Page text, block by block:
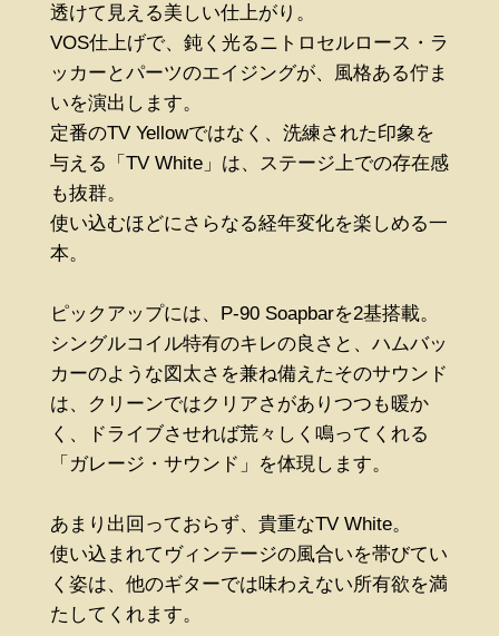
透けて見える美しい仕上がり。
VOS仕上げで、鈍く光るニトロセルロース・ラ
ッカーとパーツのエイジングが、風格ある佇ま
いを演出します。
定番のTV Yellowではなく、洗練された印象を
与える「TV White」は、ステージ上での存在感
も抜群。
使い込むほどにさらなる経年変化を楽しめる一
本。
ピックアップには、P-90 Soapbarを2基搭載。
シングルコイル特有のキレの良さと、ハムバッ
カーのような図太さを兼ね備えたそのサウンド
は、クリーンではクリアさがありつつも暖か
く、ドライブさせれば荒々しく鳴ってくれる
「ガレージ・サウンド」を体現します。
あまり出回っておらず、貴重なTV White。
使い込まれてヴィンテージの風合いを帯びてい
く姿は、他のギターでは味わえない所有欲を満
たしてくれます。